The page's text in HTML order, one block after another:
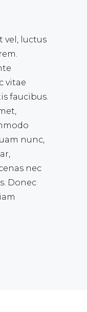
vel, luctus
vitae
faucibus.
nunc,
nec
Donec